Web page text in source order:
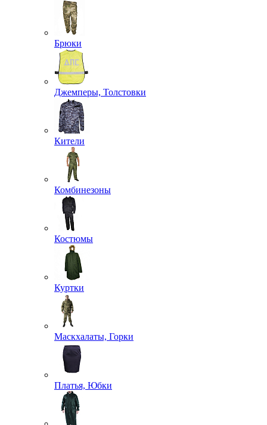
Брюки
Джемперы, Толстовки
Кители
Комбинезоны
Костюмы
Куртки
Маскхалаты, Горки
Платья, Юбки